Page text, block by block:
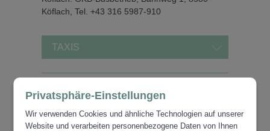
Köflach, Tel. +43 316 5987-910
TAXIS
ZUR ÜBERSICHT TOURISMUS
Privatsphäre-Einstellungen
Wir verwenden Cookies und ähnliche Technologien auf unserer
Website und verarbeiten personenbezogene Daten von Ihnen